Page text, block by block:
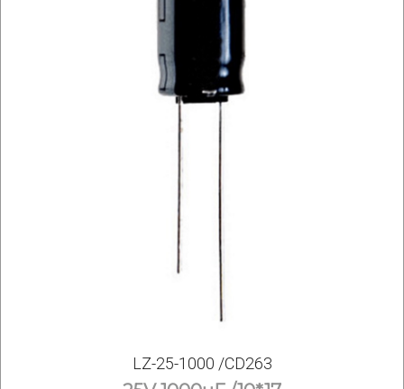
LZ-25-1000 /CD263